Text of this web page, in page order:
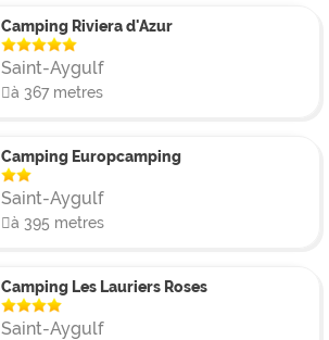
Camping Riviera d'Azur
Saint-Aygulf
à 367 metres
Camping Europcamping
Saint-Aygulf
à 395 metres
Camping Les Lauriers Roses
Saint-Aygulf